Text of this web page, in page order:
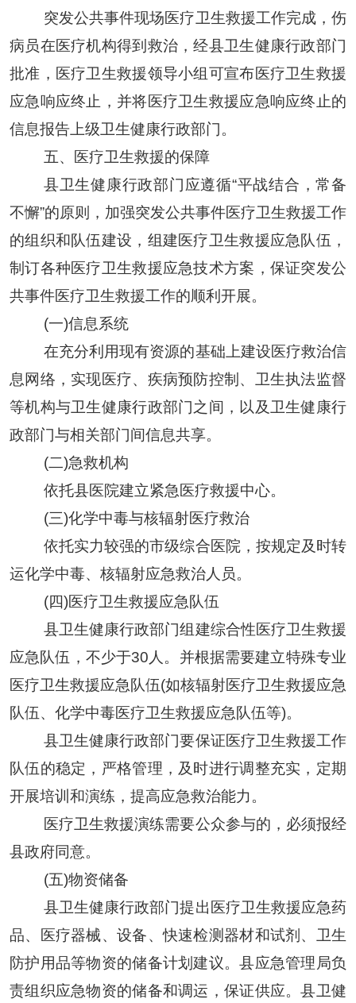
突发公共事件现场医疗卫生救援工作完成，伤
病员在医疗机构得到救治，经县卫生健康行政部门
批准，医疗卫生救援领导小组可宣布医疗卫生救援
应急响应终止，并将医疗卫生救援应急响应终止的
信息报告上级卫生健康行政部门。
五、医疗卫生救援的保障
县卫生健康行政部门应遵循“平战结合，常备
不懈”的原则，加强突发公共事件医疗卫生救援工作
的组织和队伍建设，组建医疗卫生救援应急队伍，
制订各种医疗卫生救援应急技术方案，保证突发公
共事件医疗卫生救援工作的顺利开展。
(一)信息系统
在充分利用现有资源的基础上建设医疗救治信
息网络，实现医疗、疾病预防控制、卫生执法监督
等机构与卫生健康行政部门之间，以及 卫生健康行
政部门与相关部门间信息共享。
(二)急救机构
依托县医院建立紧急医疗救援中心。
(三)化学中毒与核辐射医疗救治
依托实力较强的市级综合医院， 按规定及时转
运化学中毒、 核辐射应急救治人员。
(四)医疗卫生救援应急队伍
县卫生健康行政部门组建综合性医疗卫生救援
应急队伍，不少于30人。并根据需要建立特殊专业
医疗卫生救援应急队伍(如核辐射医疗卫生救援应急
队伍、化学中毒医疗卫生救援应急队伍等)。
县卫生健康行政部门要保证医疗卫生救援工作
队伍的稳定，严格管理，及时进行调整充实，定期
开展培训和演练，提高应急救治能力 。
医疗卫生救援演练需要公众参与的，必须报经
县政府同意。
(五)物资储备
县卫生健康行政部门提出医疗卫生救援应急药
品、医疗器械、设备、快速检测器材和试剂、卫生
防护用品等物资的储备计划建议。县应急管理局负
责组织应急物资的储备和调运，保证供应。县卫健